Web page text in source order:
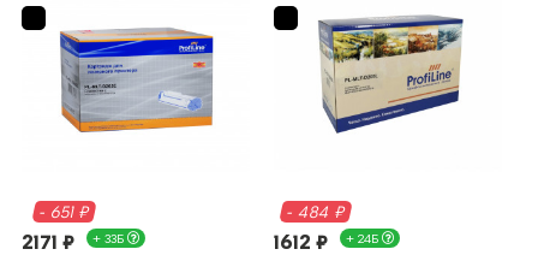
- 651 ₽
2171 ₽ + 33Б
- 484 ₽
1612 ₽ + 24Б